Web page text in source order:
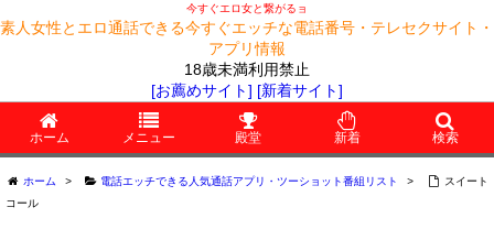
今すぐエロ女と繋がるョ
素人女性とエロ通話できる今すぐエッチな電話番号・テレセクサイト・
アプリ情報
18歳未満利用禁止
[お薦めサイト] [新着サイト]
ホーム メニュー 殿堂 新着 検索
ホーム > 電話エッチできる人気通話アプリ・ツーショット番組リスト >
スイート
コール